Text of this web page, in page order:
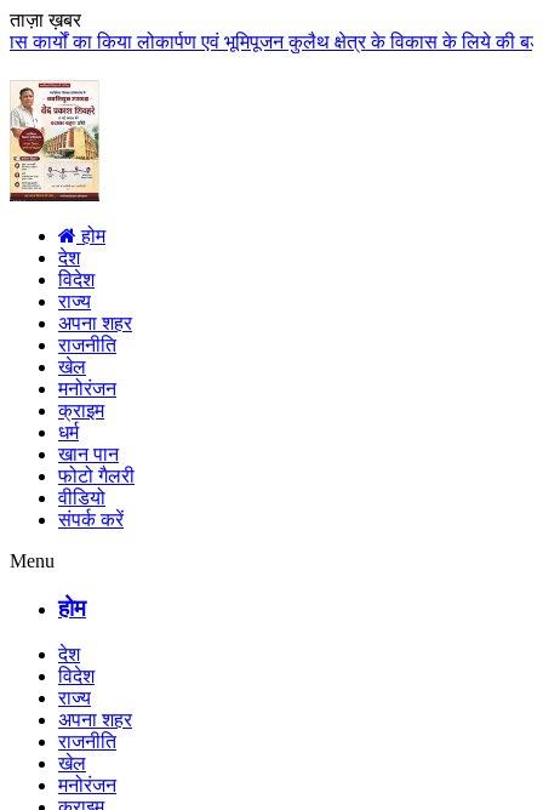
ताज़ा ख़बर
एवं भूमिपूजन कुलैथ क्षेत्र के विकास के लिये की बड़ी-बड़ी सौगातों की
होम
देश
विदेश
राज्य
अपना शहर
राजनीति
खेल
मनोरंजन
क्राइम
धर्म
खान पान
फोटो गैलरी
वीडियो
संपर्क करें
Menu
होम
देश
विदेश
राज्य
अपना शहर
राजनीति
खेल
मनोरंजन